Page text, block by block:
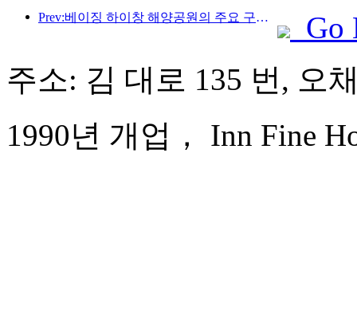
Prev:베이징 하이창 해양공원의 주요 구조물은 연내 상량될 예정이며, 완공 및 개장은 2027년으로 예상됩니다.
Go
주소: 김 대로 135 번, 오
1990년 개업， Inn Fine